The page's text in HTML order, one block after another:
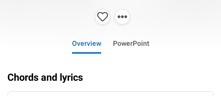
Overview PowerPoint
Chords and lyrics